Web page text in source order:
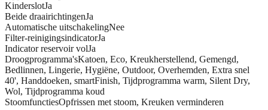
KinderslotJa
Beide draairichtingenJa
Automatische uitschakelingNee
Filter-reinigingsindicatorJa
Indicator reservoir volJa
Droogprogramma'sKatoen, Eco, Kreukherstellend, Gemengd,
Bedlinnen, Lingerie, Hygiëne, Outdoor, Overhemden, Extra snel
40', Handdoeken, smartFinish, Tijdprogramma warm, Silent Dry,
Wol, Tijdprogramma koud
StoomfunctiesOpfrissen met stoom, Kreuken verminderen